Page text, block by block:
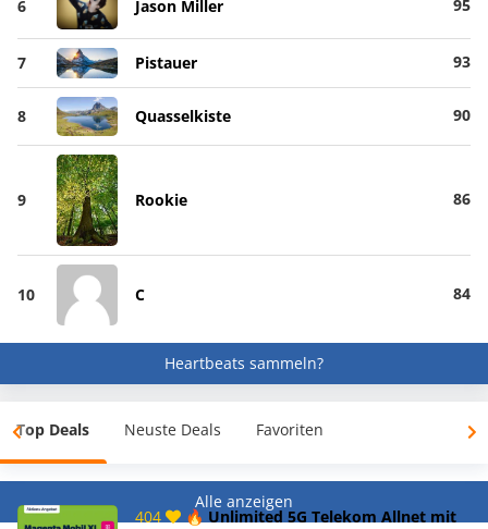
6 Jason Miller 95
7 Pistauer 93
8 Quasselkiste 90
9 Rookie 86
10 C 84
Heartbeats sammeln?
Top Deals Neuste Deals Favoriten
Alle anzeigen
404
🔥 Unlimited 5G Telekom Allnet mit